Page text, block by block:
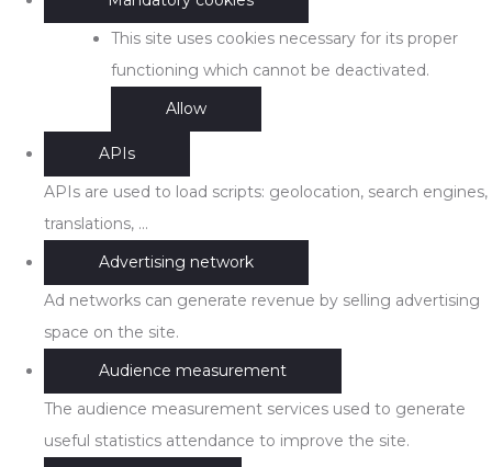
This site uses cookies necessary for its proper
functioning which cannot be deactivated.
Allow
APIs
APIs are used to load scripts: geolocation, search engines,
translations, ...
Advertising network
Ad networks can generate revenue by selling advertising
space on the site.
Audience measurement
The audience measurement services used to generate
useful statistics attendance to improve the site.